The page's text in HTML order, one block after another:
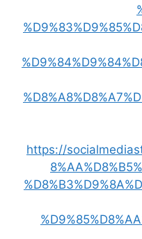
https://